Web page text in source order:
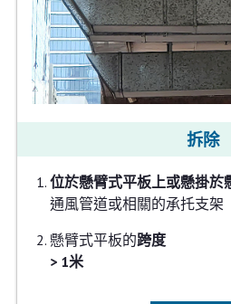
拆除
位於懸臂式平板上或懸掛於
通風管道或相關的承托支架
懸臂式平板的跨度
> 1米